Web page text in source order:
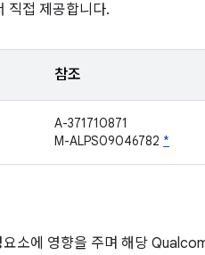
직접 제공합니다.
참조
A-371710871
M-ALPS09046782 *
소에 영향을 주며 해당